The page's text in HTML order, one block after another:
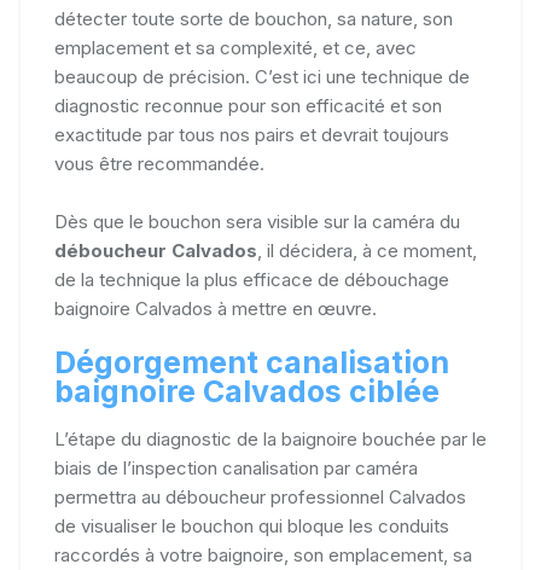
détecter toute sorte de bouchon, sa nature, son
emplacement et sa complexité, et ce, avec
beaucoup de précision. C’est ici une technique de
diagnostic reconnue pour son efficacité et son
exactitude par tous nos pairs et devrait toujours
vous être recommandée.
Dès que le bouchon sera visible sur la caméra du
déboucheur Calvados , il décidera, à ce moment,
de la technique la plus efficace de débouchage
baignoire Calvados à mettre en œuvre.
Dégorgement canalisation
baignoire Calvados ciblée
L’étape du diagnostic de la baignoire bouchée par le
biais de l’inspection canalisation par caméra
permettra au déboucheur professionnel Calvados
de visualiser le bouchon qui bloque les conduits
raccordés à votre baignoire, son emplacement, sa